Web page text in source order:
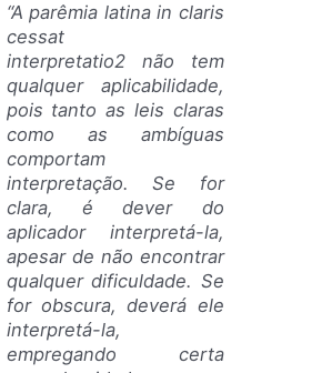
“A parêmia latina in claris
cessat
interpretatio2 não tem
qualquer aplicabilidade,
pois tanto as leis claras
como as ambíguas
comportam
interpretação. Se for
clara, é dever do
aplicador interpretá-la,
apesar de não encontrar
qualquer dificuldade. Se
for obscura, deverá ele
interpretá-la,
empregando certa